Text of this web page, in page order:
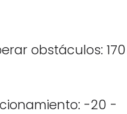
obstáculos: 170
-20 -